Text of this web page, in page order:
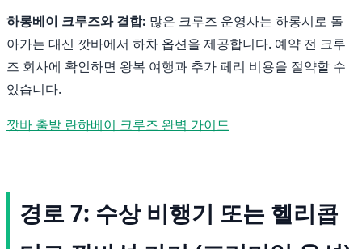
하롱베이 크루즈와 결합: 많은 크루즈 운영사는 하롱시로 돌
아가는 대신 깟바에서 하차 옵션을 제공합니다. 예약 전 크루
즈 회사에 확인하면 왕복 여행과 추가 페리 비용을 절약할 수
있습니다.
깟바 출발 란하베이 크루즈 완벽 가이드
경로 7: 수상 비행기 또는 헬리콥